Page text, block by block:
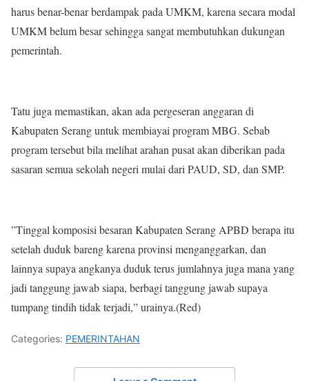
harus benar-benar berdampak pada UMKM, karena secara modal
UMKM belum besar sehingga sangat membutuhkan dukungan
pemerintah.
Tatu juga memastikan, akan ada pergeseran anggaran di
Kabupaten Serang untuk membiayai program MBG. Sebab
program tersebut bila melihat arahan pusat akan diberikan pada
sasaran semua sekolah negeri mulai dari PAUD, SD, dan SMP.
”Tinggal komposisi besaran Kabupaten Serang APBD berapa itu
setelah duduk bareng karena provinsi menganggarkan, dan
lainnya supaya angkanya duduk terus jumlahnya juga mana yang
jadi tanggung jawab siapa, berbagi tanggung jawab supaya
tumpang tindih tidak terjadi,” urainya.(Red)
Categories: PEMERINTAHAN